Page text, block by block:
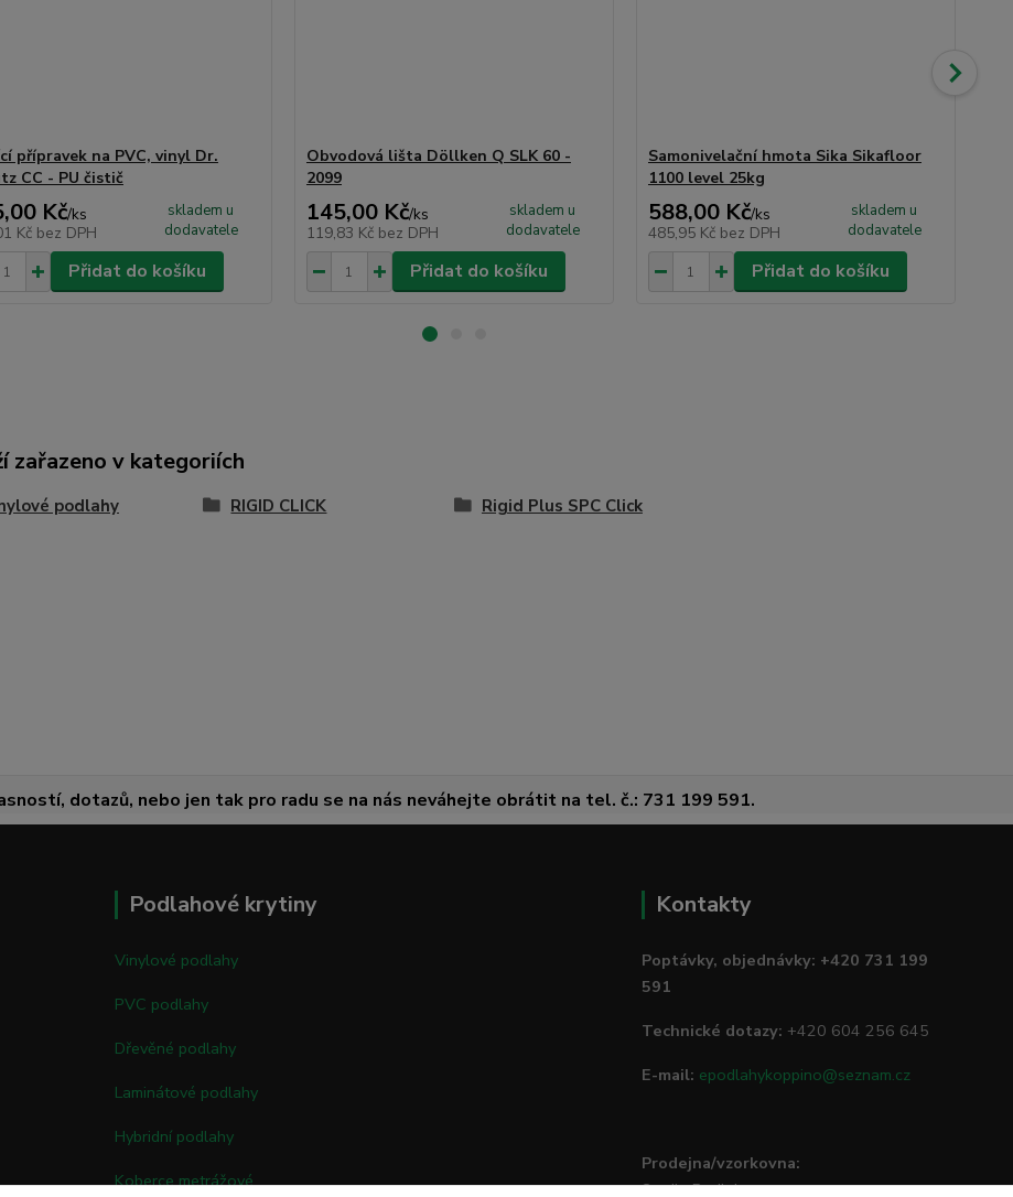
přípravek na PVC, vinyl Dr.
CC - PU čistič
Kč/ks
Kč bez DPH
skladem u
dodavatele
Přidat do košíku
Obvodová lišta Döllken Q SLK 60 -
2099
145,00 Kč/ks
119,83 Kč bez DPH
skladem u
dodavatele
Přidat do košíku
Samonivelační hmota Sika Sikafloor
1100 level 25kg
588,00 Kč/ks
485,95 Kč bez DPH
skladem u
dodavatele
Přidat do košíku
zařazeno v kategoriích
podlahy RIGID CLICK Rigid Plus SPC Click
dotazů, nebo jen tak pro radu se na nás neváhejte obrátit na tel. č.: 731 199 591.
Podlahové krytiny
Vinylové podlahy
PVC podlahy
Dřevěné podlahy
Laminátové podlahy
Hybridní podlahy
Koberce metrážové
Kontakty
Poptávky, objednávky: +420 731 199
591
Technické dotazy: +420 604 256 645
E-mail: epodlahykoppino@seznam.cz
Prodejna/vzorkovna:
Studio Podlah